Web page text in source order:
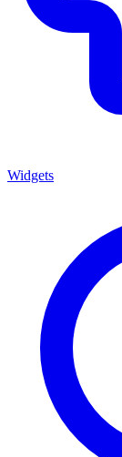
Widgets